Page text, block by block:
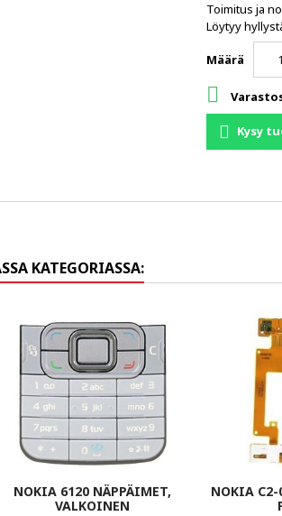
Toimitus ja
Löytyy
Määrä

Kysy
KATEGORIASSA:
NOKIA 6120 NÄPPÄIMET,
VALKOINEN
NOKIA